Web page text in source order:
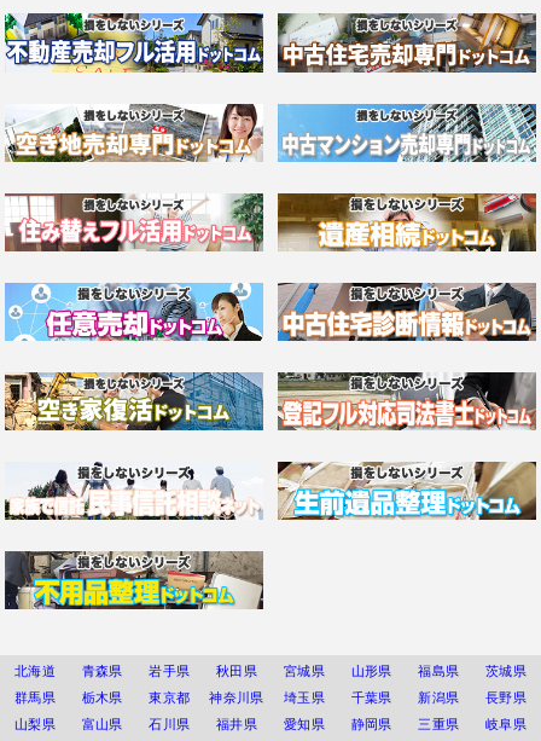
北海道 青森県 岩手県 秋田県 宮城県 山形県 福島県
茨城県
群馬県
栃木県 東京都 神奈川県 埼玉県 千葉県 新潟県
長野県
山梨県
富山県 石川県 福井県 愛知県 静岡県 三重県
岐阜県